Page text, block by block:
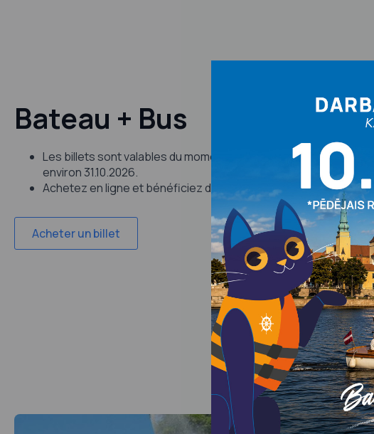
Bateau + Bus
Les billets sont valables du moment de l'achat jusqu'à la fin de la
environ 31.10.2026.
Achetez en ligne et bénéficiez d'une réduction !
Acheter un billet